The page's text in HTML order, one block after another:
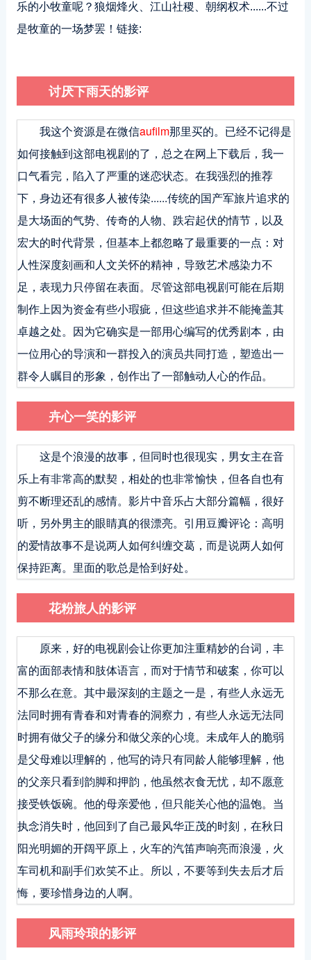
乐的小牧童呢？狼烟烽火、江山社稷、朝纲权术......不过
是牧童的一场梦罢！链接:
讨厌下雨天的影评
我这个资源是在微信aufilm那里买的。已经不记得是
如何接触到这部电视剧的了，总之在网上下载后，我一
口气看完，陷入了严重的迷恋状态。在我强烈的推荐
下，身边还有很多人被传染......传统的国产军旅片追求的
是大场面的气势、传奇的人物、跌宕起伏的情节，以及
宏大的时代背景，但基本上都忽略了最重要的一点：对
人性深度刻画和人文关怀的精神，导致艺术感染力不
足，表现力只停留在表面。尽管这部电视剧可能在后期
制作上因为资金有些小瑕疵，但这些追求并不能掩盖其
卓越之处。因为它确实是一部用心编写的优秀剧本，由
一位用心的导演和一群投入的演员共同打造，塑造出一
群令人瞩目的形象，创作出了一部触动人心的作品。
卉心一笑的影评
这是个浪漫的故事，但同时也很现实，男女主在音
乐上有非常高的默契，相处的也非常愉快，但各自也有
剪不断理还乱的感情。影片中音乐占大部分篇幅，很好
听，另外男主的眼睛真的很漂亮。引用豆瓣评论：高明
的爱情故事不是说两人如何纠缠交葛，而是说两人如何
保持距离。里面的歌总是恰到好处。
花粉旅人的影评
原来，好的电视剧会让你更加注重精妙的台词，丰
富的面部表情和肢体语言，而对于情节和破案，你可以
不那么在意。其中最深刻的主题之一是，有些人永远无
法同时拥有青春和对青春的洞察力，有些人永远无法同
时拥有做父子的缘分和做父亲的心境。未成年人的脆弱
是父母难以理解的，他写的诗只有同龄人能够理解，他
的父亲只看到韵脚和押韵，他虽然衣食无忧，却不愿意
接受铁饭碗。他的母亲爱他，但只能关心他的温饱。当
执念消失时，他回到了自己最风华正茂的时刻，在秋日
阳光明媚的开阔平原上，火车的汽笛声响亮而浪漫，火
车司机和副手们欢笑不止。所以，不要等到失去后才后
悔，要珍惜身边的人啊。
风雨玲琅的影评